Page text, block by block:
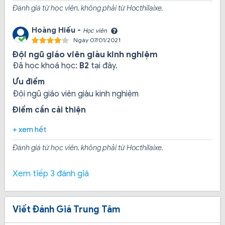
nhiều lợi ích như: giá rẻ, giáo viên qua sự lựa chọn khắt
khe của Trung tâm, toàn bộ giáo viên cao cấp, giải
thích khoa học và logic, kinh nghiệm lâu năm yêu nghề,
thân thiện và sẵn sàng chia sẻ những khó khăn của
Đánh giá từ học viên, không phải từ Hocthilaixe.
Hoàng Hiếu - Học viên
Ngày 07/01/2021
Đội ngũ giáo viên giàu kinh nghiệm
Đã học khoá học: B2 tại đây.
Ưu điểm
Đội ngũ giáo viên giàu kinh nghiệm
Điểm cần cải thiện
+ xem hết
Đánh giá từ học viên, không phải từ Hocthilaixe.
Xem tiếp 3 đánh giá
Viết Đánh Giá Trung Tâm